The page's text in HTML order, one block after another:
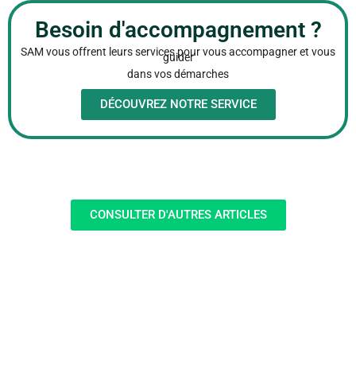
Besoin d'accompagnement ?
SAM vous offrent leurs services pour vous accompagner et vous
guider
dans vos démarches
DÉCOUVREZ NOTRE SERVICE
CONSULTER D'AUTRES ARTICLES